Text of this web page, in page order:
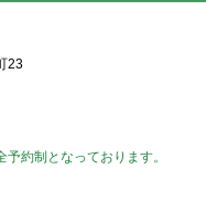
23
約制となっております。